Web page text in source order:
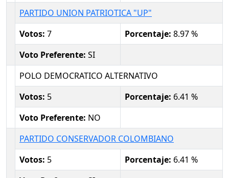
PARTIDO UNION PATRIOTICA "UP"
Votos: 7 Porcentaje: 8.97 %
Voto Preferente: SI
POLO DEMOCRATICO ALTERNATIVO
Votos: 5 Porcentaje: 6.41 %
Voto Preferente: NO
PARTIDO CONSERVADOR COLOMBIANO
Votos: 5 Porcentaje: 6.41 %